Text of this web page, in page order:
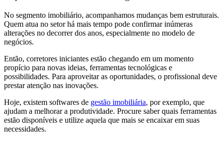
No segmento imobiliário, acompanhamos mudanças bem estruturais.
Quem atua no setor há mais tempo pode confirmar inúmeras
alterações no decorrer dos anos, especialmente no modelo de
negócios.
Então, corretores iniciantes estão chegando em um momento
propício para novas ideias, ferramentas tecnológicas e
possibilidades. Para aproveitar as oportunidades, o profissional deve
prestar atenção nas inovações.
Hoje, existem softwares de gestão imobiliária, por exemplo, que
ajudam a melhorar a produtividade. Procure saber quais ferramentas
estão disponíveis e utilize aquela que mais se encaixar em suas
necessidades.